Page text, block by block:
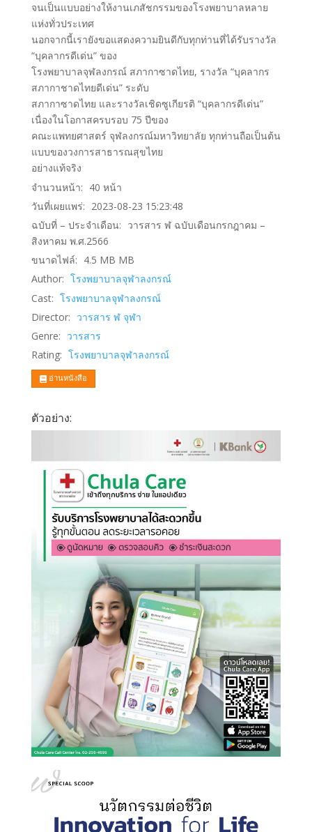
จนเป็นแบบอย่างให้งานเภสัชกรรมของโรงพยาบาลหลาย
แห่งทั่วประเทศ
นอกจากนี้เรายังขอแสดงความยินดีกับทุกท่านที่ได้รับรางวัล
“บุคลากรดีเด่น” ของ
โรงพยาบาลจุฬลงกรณ์ สภากาซาดไทย, รางวัล “บุคลากร
สภากาชาดไทยดีเด่น” ระดับ
สภากาซาดไทย และรางวัลเชิดซูเกียรติ “บุคลากรดีเด่น”
เนื่องในโอกาสครบรอบ 75 ปีของ
คณะแพทยศาสตร์ จุฬลงกรณ์มหาวิทยาลัย ทุกท่านถือเป็นต้น
แบบของวงการสาธารณสุขไทย
อย่างแท้จริง
จำนวนหน้า: 40 หน้า
วันที่เผยแพร่: 2023-08-23 15:23:48
ฉบับที่ – ประจำเดือน: วารสาร ฬ ฉบับเดือนกรกฎาคม –
สิงหาคม พ.ศ.2566
ขนาดไฟล์: 4.5 MB MB
Author: โรงพยาบาลจุฬาลงกรณ์
Cast: โรงพยาบาลจุฬาลงกรณ์
Director: วารสาร ฬ จุฬา
Genre: วารสาร
Rating: โรงพยาบาลจุฬาลงกรณ์
อ่านหนังสือ
ตัวอย่าง: